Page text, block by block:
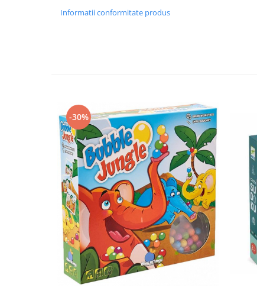
Informatii conformitate produs
-30%